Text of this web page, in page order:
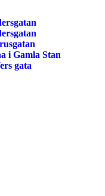
i Gamla Stan
gata